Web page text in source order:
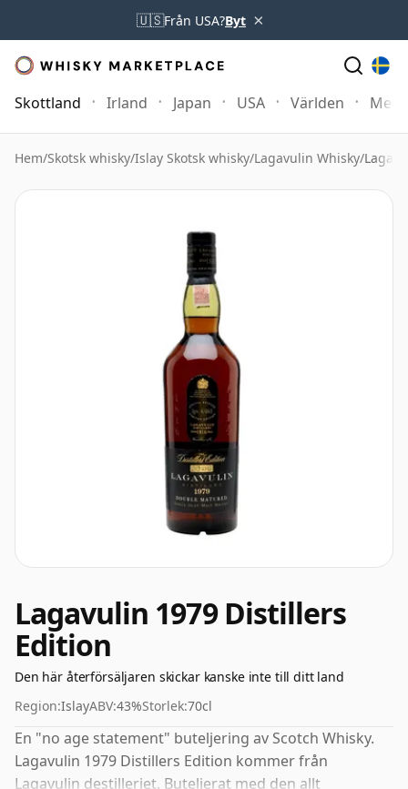
🇺🇸Från USA?Byt ×
Skottland Irland Japan USA Världen Mer
Hem/Skotsk whisky/Islay Skotsk whisky/Lagavulin Whisky/
Lagavulin 1979 Distillers
Edition
Den här återförsäljaren skickar kanske inte till ditt land
Region:IslayABV:43%Storlek:70cl
En "no age statement" buteljering av Scotch Whisky.
Lagavulin 1979 Distillers Edition kommer från
Lagavulin destilleriet. Buteljerat med den allt